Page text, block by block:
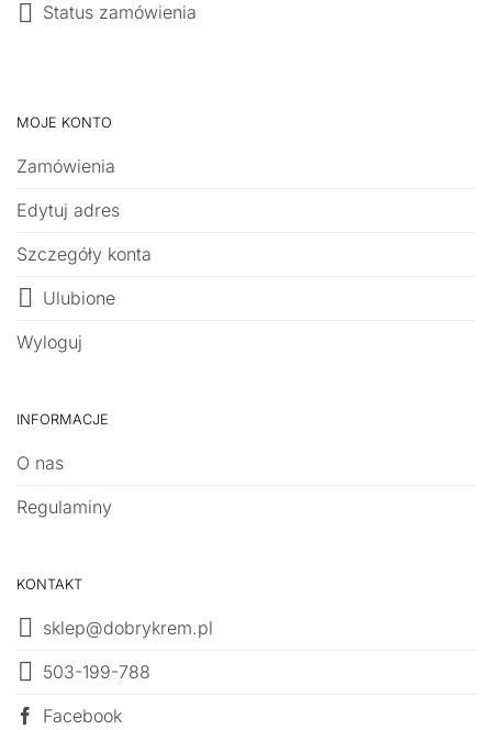
Status zamówienia
MOJE KONTO
Zamówienia
Edytuj adres
Szczegóły konta
Ulubione
Wyloguj
INFORMACJE
O nas
Regulaminy
KONTAKT
sklep@dobrykrem.pl
503-199-788
Facebook